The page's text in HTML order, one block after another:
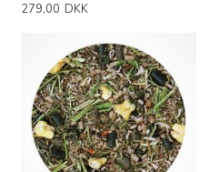
279,00 DKK